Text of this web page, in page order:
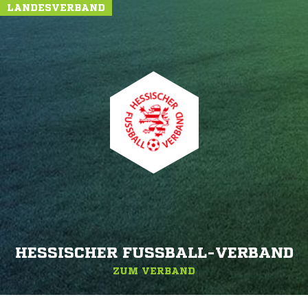
LANDESVERBAND
HESSISCHER FUSSBALL-VERBAND
ZUM VERBAND